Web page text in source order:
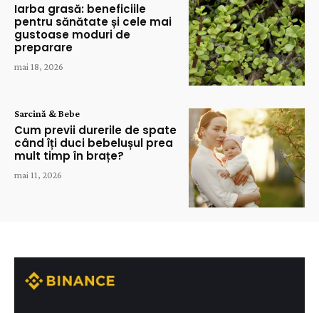
Iarba grasă: beneficiile
pentru sănătate și cele mai
gustoase moduri de
preparare
mai 18, 2026
Sarcină & Bebe
Cum previi durerile de spate
când îți duci bebelușul prea
mult timp în brațe?
mai 11, 2026